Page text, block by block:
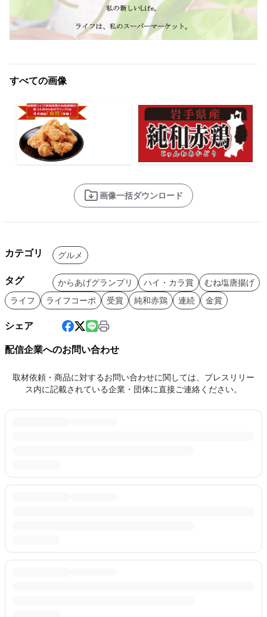
すべての画像
画像一括ダウンロード
カテゴリ グルメ
タグ からあげグランプリ ハイ・カラ賞
むね塩唐揚げ
ライフ
ライフコーポ 受賞 純和赤鶏 連続 金賞
シェア
配信企業へのお問い合わせ
取材依頼・商品に対するお問い合わせに関しては、プレスリリー
ス内に記載されている企業・団体に直接ご連絡ください。